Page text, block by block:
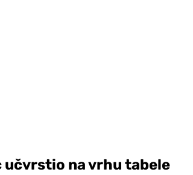
učvrstio na vrhu tabele